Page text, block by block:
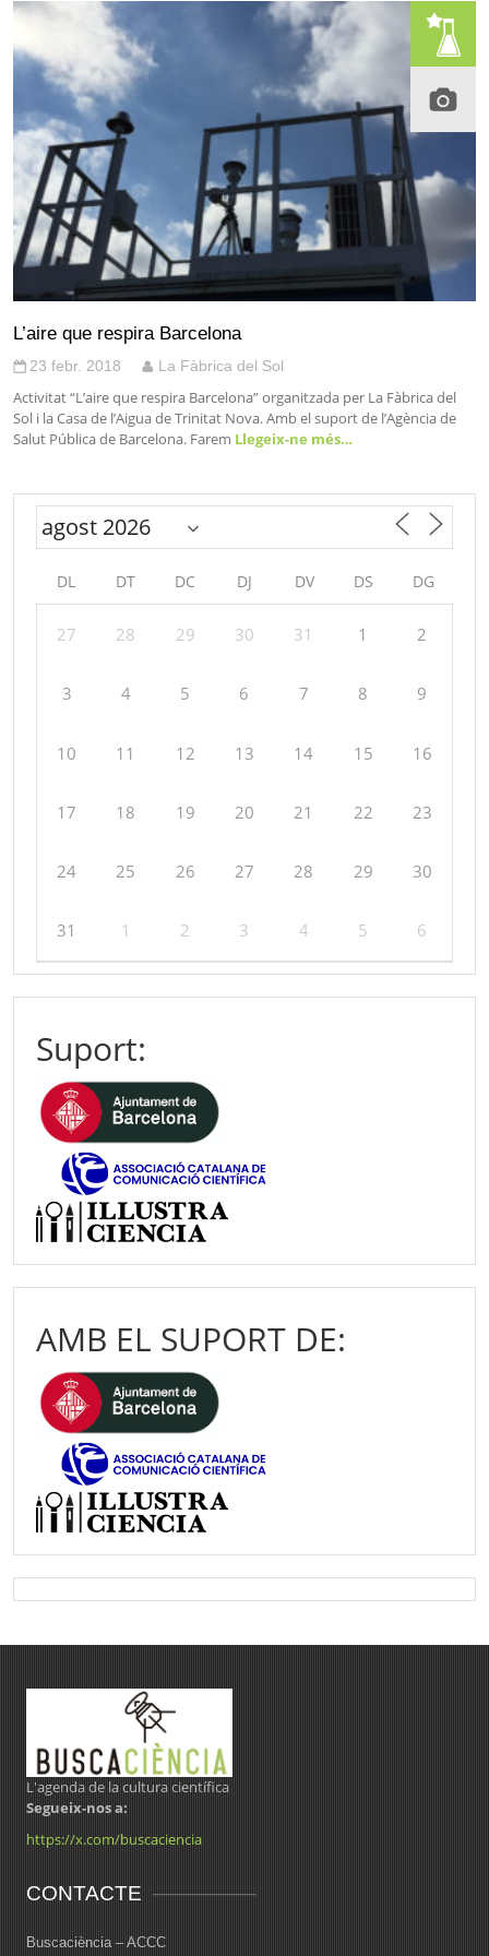
L’aire que respira Barcelona
23 febr. 2018 La Fàbrica del Sol
Activitat “L’aire que respira Barcelona” organitzada per La Fàbrica del
Sol i la Casa de l’Aigua de Trinitat Nova. Amb el suport de l’Agència de
Salut Pública de Barcelona. Farem Llegeix-ne més…
DL DT DC DJ DV DS DG
27 28 29 30 31 1 2
3 4 5 6 7 8 9
10 11 12 13 14 15 16
17 18 19 20 21 22 23
24 25 26 27 28 29 30
31 1 2 3 4 5 6
Suport:
AMB EL SUPORT DE:
L'agenda de la cultura científica
Segueix-nos a:
https://x.com/buscaciencia
CONTACTE
Buscaciència – ACCC